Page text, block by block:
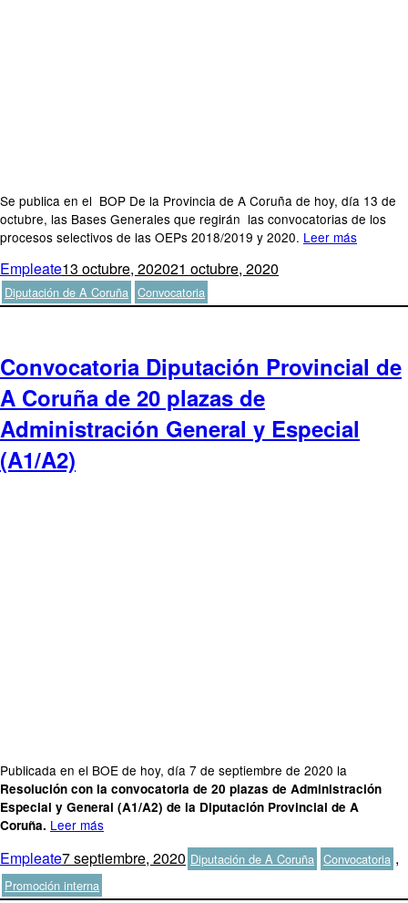
Se publica en el BOP De la Provincia de A Coruña de hoy, día 13 de
octubre, las Bases Generales que regirán las convocatorias de los
procesos selectivos de las OEPs 2018/2019 y 2020. Leer más
Autor
EmpleatePublicado
el
13 octubre, 202021 octubre, 2020
Diputación de A Coruña Etiquetas
Convocatoria
Convocatoria Diputación Provincial de
A Coruña de 20 plazas de
Administración General y Especial
(A1/A2)
Publicada en el BOE de hoy, día 7 de septiembre de 2020 la
Resolución con la convocatoria de 20 plazas de Administración
Especial y General (A1/A2) de la Diputación Provincial de A
Coruña. Leer más
Autor
EmpleatePublicado
el
7 septiembre, 2020 Categorías
Diputación de A Coruña Etiquetas
Convocatoria ,
Promoción interna